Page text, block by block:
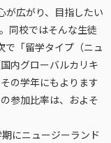
広がり、目指したい
同校ではそんな生徒
で「留学タイプ（ニュ
内グローバルカリキ
の学年にもよります
参加比率は、およそ
にニュージーランド